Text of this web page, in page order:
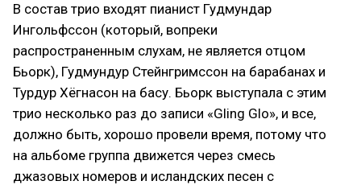
В состав трио входят пианист Гудмундар
Ингольфссон (который, вопреки
распространенным слухам, не является отцом
Бьорк), Гудмундур Стейнгримссон на барабанах и
Турдур Хёгнасон на басу. Бьорк выступала с этим
трио несколько раз до записи «Gling Glo», и все,
должно быть, хорошо провели время, потому что
на альбоме группа движется через смесь
джазовых номеров и исландских песен с